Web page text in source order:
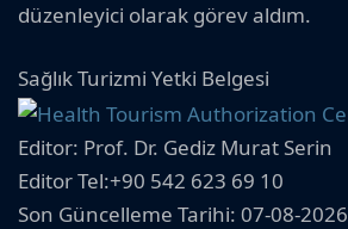
düzenleyici olarak görev aldım.
Sağlık Turizmi Yetki Belgesi
Editor: Prof. Dr. Gediz Murat Serin
Editor Tel:+90 542 623 69 10
Son Güncelleme Tarihi: 07-08-2026